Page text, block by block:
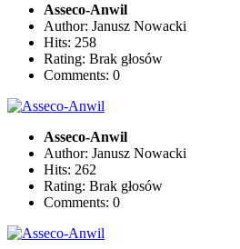
Asseco-Anwil
Author: Janusz Nowacki
Hits: 258
Rating: Brak głosów
Comments: 0
Asseco-Anwil
Author: Janusz Nowacki
Hits: 262
Rating: Brak głosów
Comments: 0